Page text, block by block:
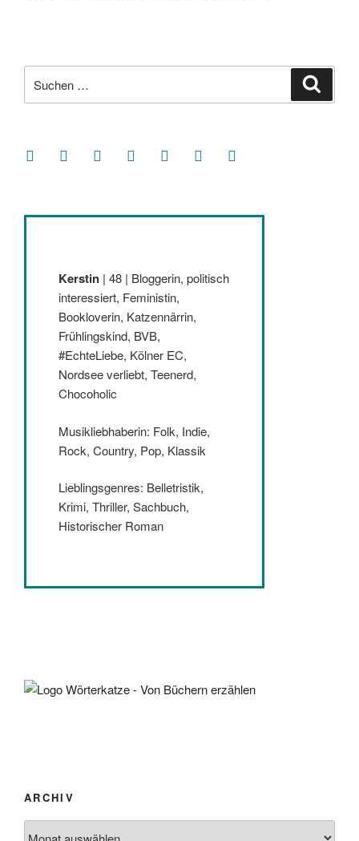
nach:
facebooksoundcloud
twitter mastodoninstagramthreads goodreads
Kerstin | 48 | Bloggerin, politisch
interessiert, Feministin,
Bookloverin, Katzennärrin,
Frühlingskind, BVB,
#EchteLiebe, Kölner EC,
Nordsee verliebt, Teenerd,
Chocoholic
Musikliebhaberin: Folk, Indie,
Rock, Country, Pop, Klassik
Lieblingsgenres: Belletristik,
Krimi, Thriller, Sachbuch,
Historischer Roman
ARCHIV